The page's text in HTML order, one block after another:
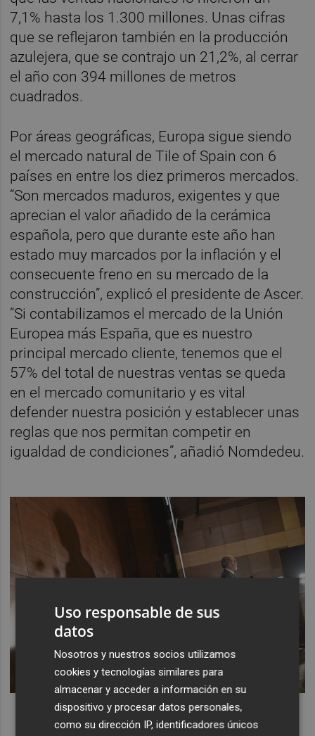
7,1% hasta los 1.300 millones. Unas cifras
que se reflejaron también en la producción
azulejera, que se contrajo un 21,2%, al cerrar
el año con 394 millones de metros
cuadrados.
Por áreas geográficas, Europa sigue siendo
el mercado natural de Tile of Spain con 6
países en entre los diez primeros mercados.
“Son mercados maduros, exigentes y que
aprecian el valor añadido de la cerámica
española, pero que durante este año han
estado muy marcados por la inflación y el
consecuente freno en su mercado de la
construcción”, explicó el presidente de Ascer.
“Si contabilizamos el mercado de la Unión
Europea más España, que es nuestro
principal mercado cliente, tenemos que el
57% del total de nuestras ventas se queda
en el mercado comunitario y es vital
defender nuestra posición y establecer unas
reglas que nos permitan competir en
igualdad de condiciones”, añadió Nomdedeu.
Uso responsable de sus
datos
Nosotros y nuestros socios utilizamos
cookies y tecnologías similares para
almacenar y acceder a información en su
dispositivo y procesar datos personales,
como su dirección IP, identificadores únicos